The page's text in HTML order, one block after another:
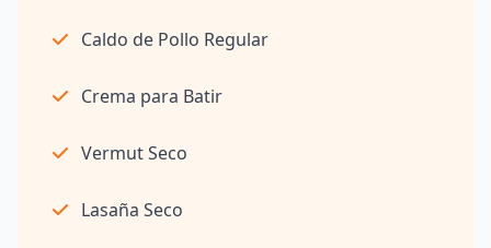
Caldo de Pollo Regular
Crema para Batir
Vermut Seco
Lasaña Seco